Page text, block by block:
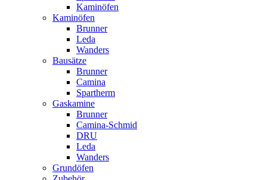
Kaminöfen
Kaminöfen
Brunner
Leda
Wanders
Bausätze
Brunner
Camina
Spartherm
Gaskamine
Brunner
Camina-Schmid
DRU
Leda
Wanders
Grundöfen